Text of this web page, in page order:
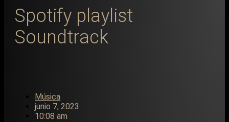
Spotify playlist
Soundtrack
Música
junio 7, 2023
10:08 am